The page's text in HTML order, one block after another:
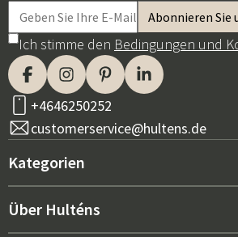
Ich stimme den Bedingungen und
+4646250252
customerservice@hultens.de
Kategorien
Neu bei uns
Über Hulténs